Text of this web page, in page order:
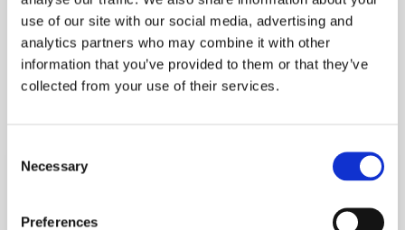
use of our site with our social media, advertising and
analytics partners who may combine it with other
information that you’ve provided to them or that they’ve
collected from your use of their services.
Selection
Necessary
Preferences
Por qué los principales
operadores de propiedades